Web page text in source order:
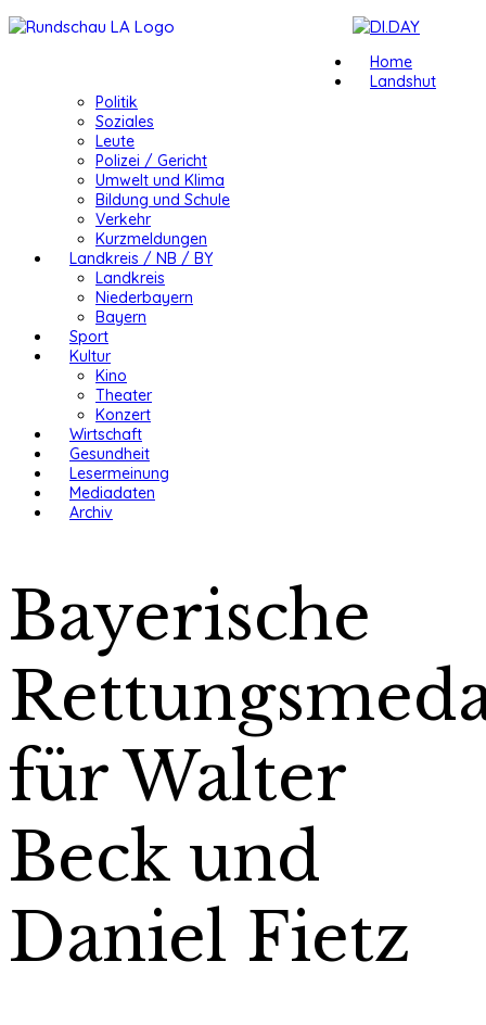
Home
Landshut
Politik
Soziales
Leute
Polizei / Gericht
Umwelt und Klima
Bildung und Schule
Verkehr
Kurzmeldungen
Landkreis / NB / BY
Landkreis
Niederbayern
Bayern
Sport
Kultur
Kino
Theater
Konzert
Wirtschaft
Gesundheit
Lesermeinung
Mediadaten
Archiv
Bayerische
für Walter
Beck und
Daniel Fietz